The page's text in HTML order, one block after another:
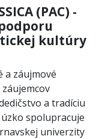
(PAC) -
kultúry
a záujmové
a tradíciu
spolupracuje
univerzity